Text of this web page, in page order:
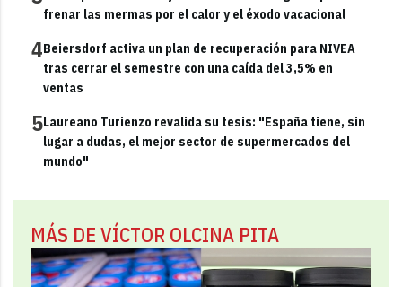
frenar las mermas por el calor y el éxodo vacacional
4Beiersdorf activa un plan de recuperación para NIVEA
tras cerrar el semestre con una caída del 3,5% en
ventas
5Laureano Turienzo revalida su tesis: "España tiene, sin
lugar a dudas, el mejor sector de supermercados del
mundo"
MÁS DE VÍCTOR OLCINA PITA